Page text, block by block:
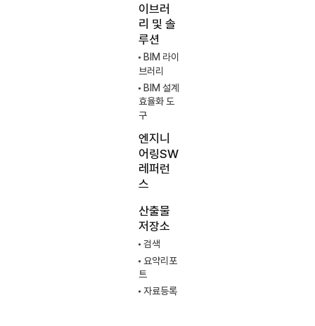
이브러
리 및 솔
루션
BIM 라이
브러리
BIM 설계
효율화 도
구
엔지니
어링SW
레퍼런
스
산출물
저장소
검색
요약리포
트
자료등록